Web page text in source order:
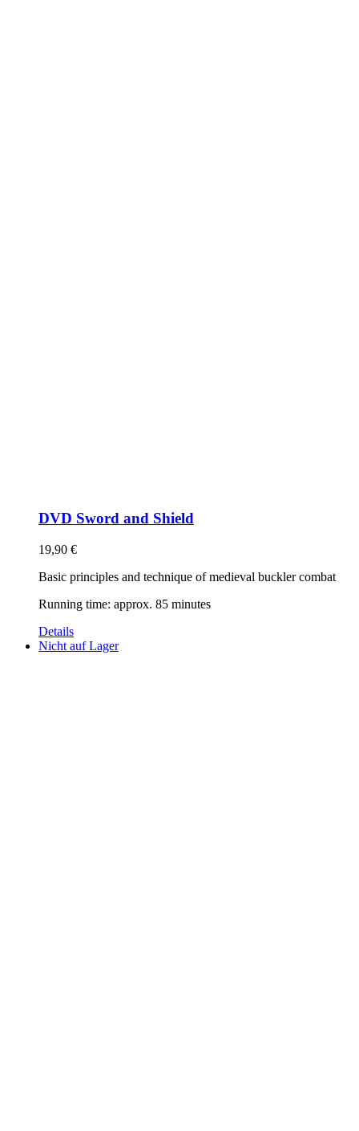
DVD Sword and Shield
19,90 €
Basic principles and technique of medieval buckler combat
Running time: approx. 85 minutes
Details
Nicht auf Lager